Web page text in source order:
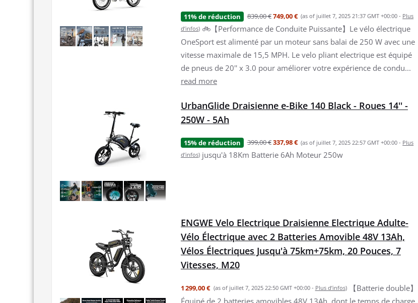
11% de réduction 839,00 €749,00 € (as of juillet 7, 2025 21:37 GMT +00:00 - Plus
d’infos) 🚲【Performance de Conduite Puissante】Le vélo électrique
OneSport est alimenté par un moteur sans balai de 250 W avec une
vitesse maximale de 15,5 MPH. Le velo pliant electrique est équipé
de pneus de 20'' x 3.0 pour améliorer votre expérience de condu...
read more
UrbanGlide Draisienne e-Bike 140 Black - Roues 14'' -
250W - 5Ah
15% de réduction 399,00 €337,98 € (as of juillet 7, 2025 22:57 GMT +00:00 - Plus
d’infos) jusqu'à 18Km Batterie 6Ah Moteur 250w
ENGWE Velo Electrique Draisienne Electrique Adulte-
Vélo Électrique avec 2 Batteries Amovible 48V 13Ah,
Vélos Électriques Jusqu'à 75km+75km, 20 Pouces, 7
Vitesses, M20
1 299,00 € (as of juillet 7, 2025 22:50 GMT +00:00 - Plus d’infos)
【Batterie double】